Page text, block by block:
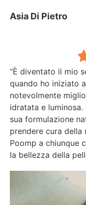
Asia Di Pietro
“È diventato il mio
quando ho iniziato
notevolmente
idratata e
sua formulazione
prendere cura della
Poomp a chiunque
la bellezza della